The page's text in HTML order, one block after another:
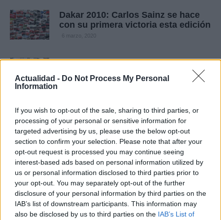
Actualidad - Do Not Process My Personal
Information
If you wish to opt-out of the sale, sharing to third parties, or
processing of your personal or sensitive information for
targeted advertising by us, please use the below opt-out
section to confirm your selection. Please note that after your
opt-out request is processed you may continue seeing
interest-based ads based on personal information utilized by
us or personal information disclosed to third parties prior to
your opt-out. You may separately opt-out of the further
disclosure of your personal information by third parties on the
IAB’s list of downstream participants. This information may
also be disclosed by us to third parties on the IAB’s List of
Dakar 2010: Carlos Sainz se hace
con su primera victoria esta edición
6 marzo, 2020
Dakar 2010: Chicherit vence en
medio del caos
Dakar 2010: Sainz vence para dar
un golpe de efecto
6 marzo, 2020
Dakar 2010: Carlos Sainz justo
vencedor
Toyota tiene lista la solución para el
fallo de su acelerador